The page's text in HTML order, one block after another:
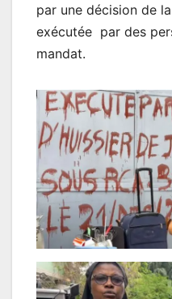
par une décision de
exécutée par des
mandat.